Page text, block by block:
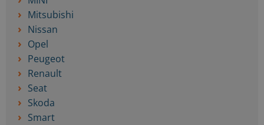
Mitsubishi
Nissan
Opel
Peugeot
Renault
Seat
Skoda
Smart